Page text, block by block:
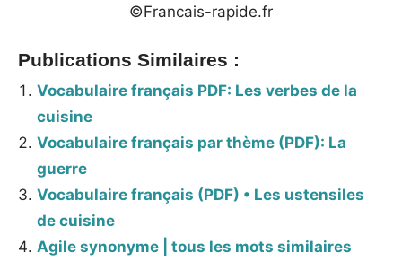
©Francais-rapide.fr
Publications Similaires :
Vocabulaire français PDF: Les verbes de la
cuisine
Vocabulaire français par thème (PDF): La
guerre
Vocabulaire français (PDF) • Les ustensiles
de cuisine
Agile synonyme | tous les mots similaires